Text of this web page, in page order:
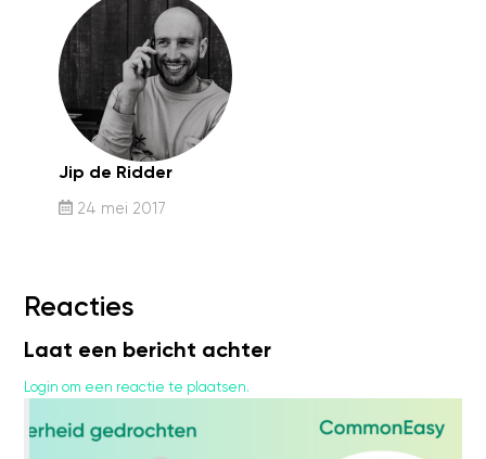
Jip de Ridder
24 mei 2017
Reacties
Laat een bericht achter
Login om een reactie te plaatsen.